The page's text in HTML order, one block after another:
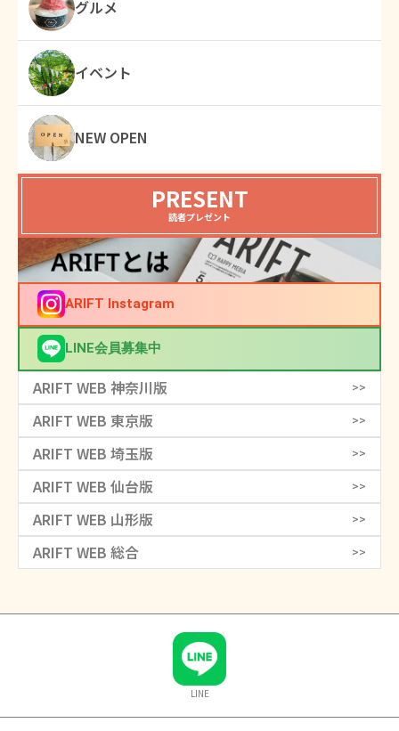
グルメ
イベント
NEW OPEN
PRESENT
読者プレゼント
ARIFT Instagram
LINE会員募集中
ARIFT WEB 神奈川版 >>
ARIFT WEB 東京版 >>
ARIFT WEB 埼玉版 >>
ARIFT WEB 仙台版 >>
ARIFT WEB 山形版 >>
ARIFT WEB 総合 >>
LINE